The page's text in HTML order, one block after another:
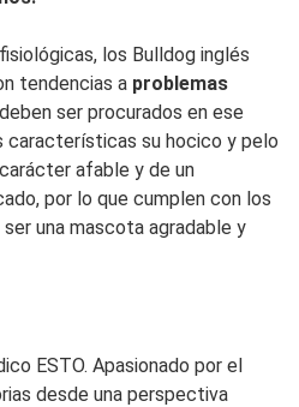
los Bulldog inglés
tendencias a problemas
ser procurados en ese
características su hocico y pelo
afable y de un
por lo que cumplen con los
una mascota agradable y
ESTO. Apasionado por el
desde una perspectiva